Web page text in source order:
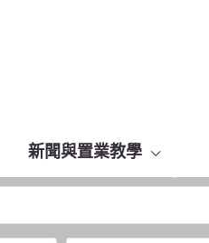
新聞與置業教學